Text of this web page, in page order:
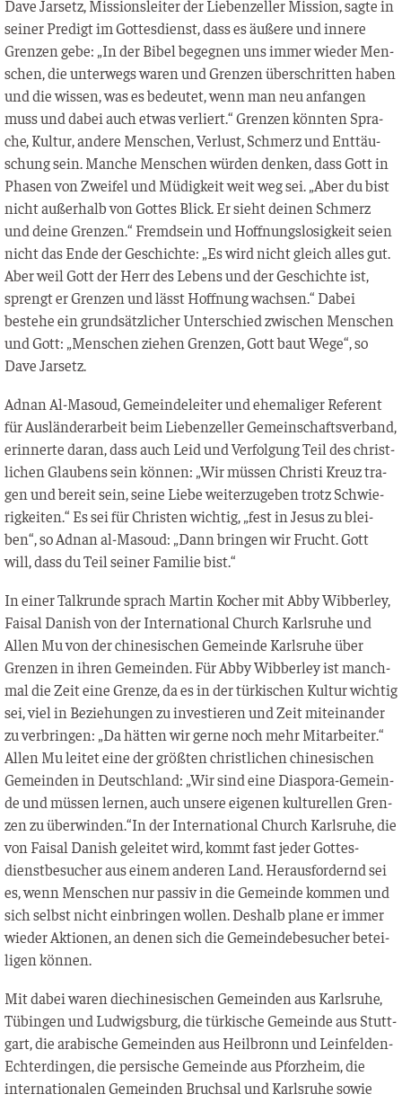
Dave Jar­setz, Mis­si­ons­lei­ter der Lie­ben­zel­ler Mis­si­on, sag­te in
sei­ner Pre­digt im Got­tes­dienst, dass es äuße­re und inne­re
Gren­zen gebe: „In der Bibel begeg­nen uns immer wie­der Men­
schen, die unter­wegs waren und Gren­zen über­schrit­ten haben
und die wis­sen, was es bedeu­tet, wenn man neu anfan­gen
muss und dabei auch etwas ver­liert.“ Gren­zen könn­ten Spra­
che, Kul­tur, ande­re Men­schen, Ver­lust, Schmerz und Ent­täu­
schung sein. Man­che Men­schen wür­den den­ken, dass Gott in
Pha­sen von Zwei­fel und Müdig­keit weit weg sei. „Aber du bist
nicht außer­halb von Got­tes Blick. Er sieht dei­nen Schmerz
und dei­ne Gren­zen.“ Fremd­sein und Hoff­nungs­lo­sig­keit sei­en
nicht das Ende der Geschich­te: „Es wird nicht gleich alles gut.
Aber weil Gott der Herr des Lebens und der Geschich­te ist,
sprengt er Gren­zen und lässt Hoff­nung wach­sen.“ Dabei
bestehe ein grund­sätz­li­cher Unter­schied zwi­schen Men­schen
und Gott: „Men­schen zie­hen Gren­zen, Gott baut Wege“, so
Dave Jarsetz.
Adnan Al-Masoud, Gemein­de­lei­ter und ehe­ma­li­ger Refe­rent
für Aus­län­der­ar­beit beim Lie­ben­zel­ler Gemein­schafts­ver­band,
erin­ner­te dar­an, dass auch Leid und Ver­fol­gung Teil des christ­
li­chen Glau­bens sein kön­nen: „Wir müs­sen Chris­ti Kreuz tra­
gen und bereit sein, sei­ne Lie­be wei­ter­zu­ge­ben trotz Schwie­
rig­kei­ten.“ Es sei für Chris­ten wich­tig, „fest in Jesus zu blei­
ben“, so Adnan al-Masoud: „Dann brin­gen wir Frucht. Gott
will, dass du Teil sei­ner Fami­lie bist.“
In einer Talk­run­de sprach Mar­tin Kocher mit Abby Wib­ber­ley,
Fai­sal Danish von der Inter­na­tio­nal Church Karls­ru­he und
Allen Mu von der chi­ne­si­schen Gemein­de Karls­ru­he über
Gren­zen in ihren Gemein­den. Für Abby Wib­ber­ley ist manch­
mal die Zeit eine Gren­ze, da es in der tür­ki­schen Kul­tur wich­tig
sei, viel in Bezie­hun­gen zu inves­tie­ren und Zeit mit­ein­an­der
zu ver­brin­gen: „Da hät­ten wir ger­ne noch mehr Mit­ar­bei­ter.“
Allen Mu lei­tet eine der größ­ten christ­li­chen chi­ne­si­schen
Gemein­den in Deutsch­land: „Wir sind eine Dia­spo­ra-Gemein­
de und müs­sen ler­nen, auch unse­re eige­nen kul­tu­rel­len Gren­
zen zu überwinden.“In der Inter­na­tio­nal Church Karls­ru­he, die
von Fai­sal Danish gelei­tet wird, kommt fast jeder Got­tes­
dienst­be­su­cher aus einem ande­ren Land. Her­aus­for­dernd sei
es, wenn Men­schen nur pas­siv in die Gemein­de kom­men und
sich selbst nicht ein­brin­gen wol­len. Des­halb pla­ne er immer
wie­der Aktio­nen, an denen sich die Gemein­de­be­su­cher betei­
li­gen können.
Mit dabei waren die­chi­ne­si­schen Gemein­den aus Karls­ru­he,
Tübin­gen und Lud­wigs­burg, die tür­ki­sche Gemein­de aus Stutt­
gart, die ara­bi­sche Gemein­den aus Heil­bronn und Lein­fel­den-
Ech­ter­din­gen, die per­si­sche Gemein­de aus Pforz­heim, die
inter­na­tio­na­len Gemein­den Bruch­sal und Karls­ru­he sowie